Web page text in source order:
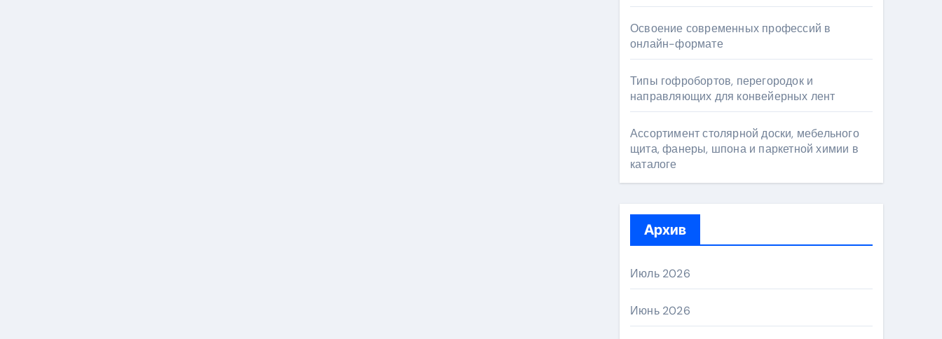
Освоение современных профессий в
онлайн-формате
Типы гофробортов, перегородок и
направляющих для конвейерных лент
Ассортимент столярной доски, мебельного
щита, фанеры, шпона и паркетной химии в
каталоге
Архив
Июль 2026
Июнь 2026